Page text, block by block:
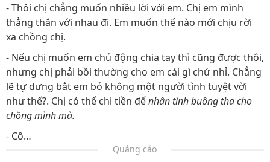
- Thôi chị chẳng muốn nhiều lời với em. Chị em mình
thẳng thắn với nhau đi. Em muốn thế nào mới chịu rời
xa chồng chị.
- Nếu chị muốn em chủ động chia tay thì cũng được thôi,
nhưng chị phải bồi thường cho em cái gì chứ nhỉ. Chẳng
lẽ tự dưng bắt em bỏ không một người tình tuyệt vời
như thế?. Chị có thể chi tiền đểnhân tình buông tha cho
chồng mình mà.
- Cô…
Quảng cáo